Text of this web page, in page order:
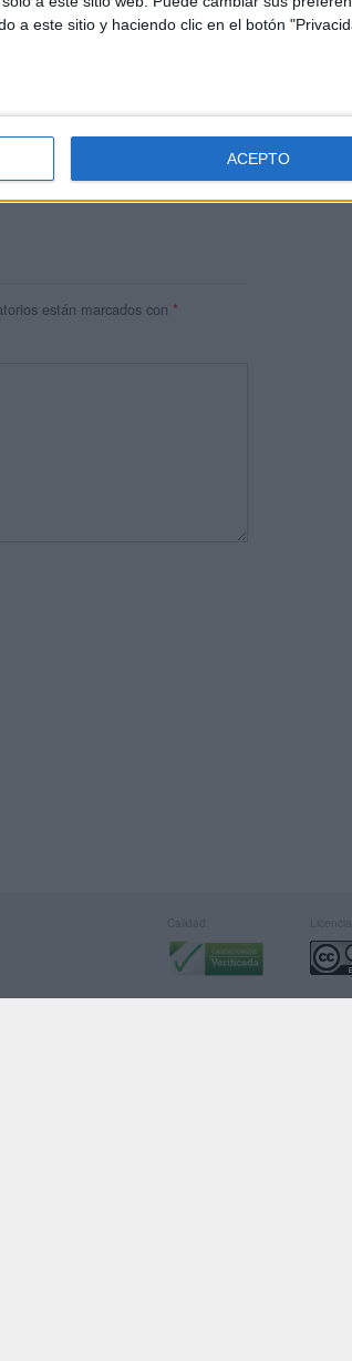
a este sitio y haciendo clic en el botón
ACEPTO
de dos profesores Ginés y
contenidos que encontramos
que sus tareas como docentes, y
están marcados con *